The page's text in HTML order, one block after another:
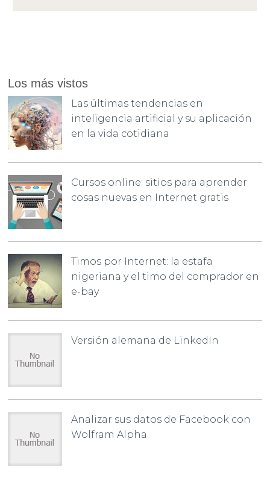
Los más vistos
Las últimas tendencias en
inteligencia artificial y su aplicación
en la vida cotidiana
Cursos online: sitios para aprender
cosas nuevas en Internet gratis
Timos por Internet: la estafa
nigeriana y el timo del comprador en
e-bay
Versión alemana de LinkedIn
Analizar sus datos de Facebook con
Wolfram Alpha